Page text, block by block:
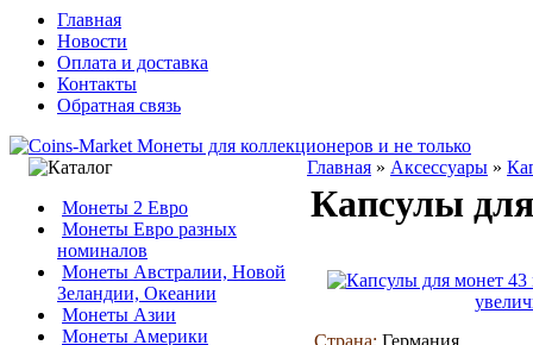
Главная
Новости
Оплата и доставка
Контакты
Обратная связь
Монеты 2 Евро
Монеты Евро разных
номиналов
Монеты Австралии, Новой
Зеландии, Океании
Монеты Азии
Монеты Америки
Главная » Аксессуары »
Капсулы
Страна: Германия